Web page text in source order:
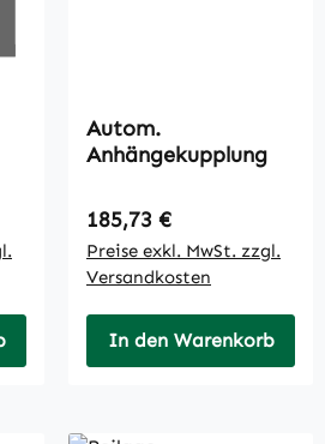
Autom.
Anhängekupplung
Regulärer Preis:
185,73 €
Preise exkl. MwSt. zzgl.
Versandkosten
In den Warenkorb